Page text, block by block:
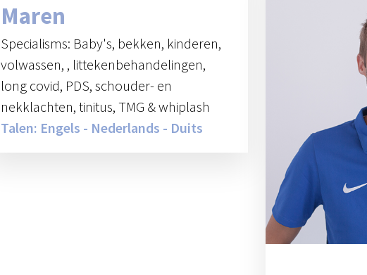
Maren
Specialisms: Baby's, bekken, kinderen,
volwassen, , littekenbehandelingen,
long covid, PDS, schouder- en
nekklachten, tinitus, TMG & whiplash
Talen: Engels - Nederlands - Duits